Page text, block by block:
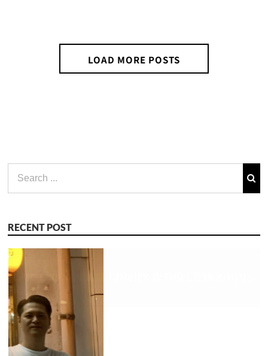
LOAD MORE POSTS
for:
RECENT POST
2025.4.16
東狂アルゴリズム ツアーファイナルワンマン直前！ 江
頭(KiM Vo)と佐佐木氏(東狂アルゴリズム Vo) 2人によ
るサシ飲み対談